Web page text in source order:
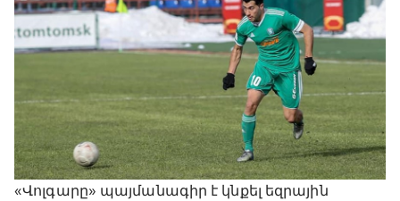
«Վոլգարը» պայմանագիր է կնքել եզրային